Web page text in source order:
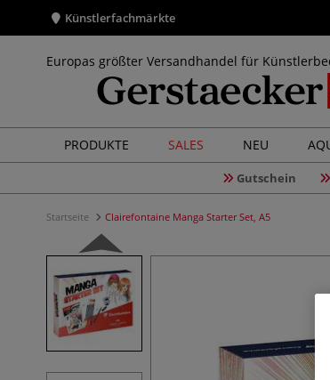
Künstlerfachmärkte
Europas größter Versandhandel für
PRODUKTE SALES NEU
Gutschein
Startseite Clairefontaine Manga Starter Set, A5